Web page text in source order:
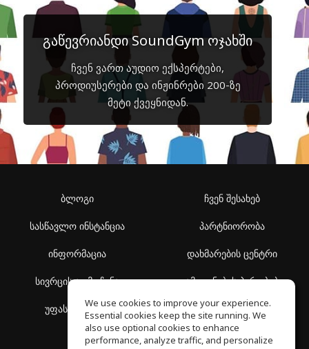
გაწევრიანდი SoundGym ოჯახში
ჩვენ ვართ აუდიო ექსპერტები,
პროდიუსერები და ინჟინრები 200-ზე
მეტი ქვეყნიდან.
ბლოგი
სასწავლო ინსტანცია
ინფორმაცია
სივრცის აღმოჩენა
უფასო სკოლა
ჩვენ შესახებ
პარტნიორობა
დახმარების ცენტრი
გამოყენების პირობები
კონფიდენციალურობის
პოლიტიკა
We use cookies to improve your experience.
Essential cookies keep the site running. We
also use optional cookies to enhance
performance, analyze traffic, and personalize